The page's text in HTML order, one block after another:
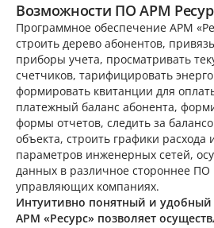
Возможности ПО АРМ
Программное обеспечение АРМ
строить дерево абонентов,
приборы учета, просматривать
счетчиков, тарифицировать
формировать квитанции для
платежный баланс абонента,
формы отчетов, следить за
объекта, строить графики расхода
параметров инженерных сетей,
данных в различное стороннее ПО
управляющих компаниях.
Интуитивно понятный и
АРМ «Ресурс» позволяет